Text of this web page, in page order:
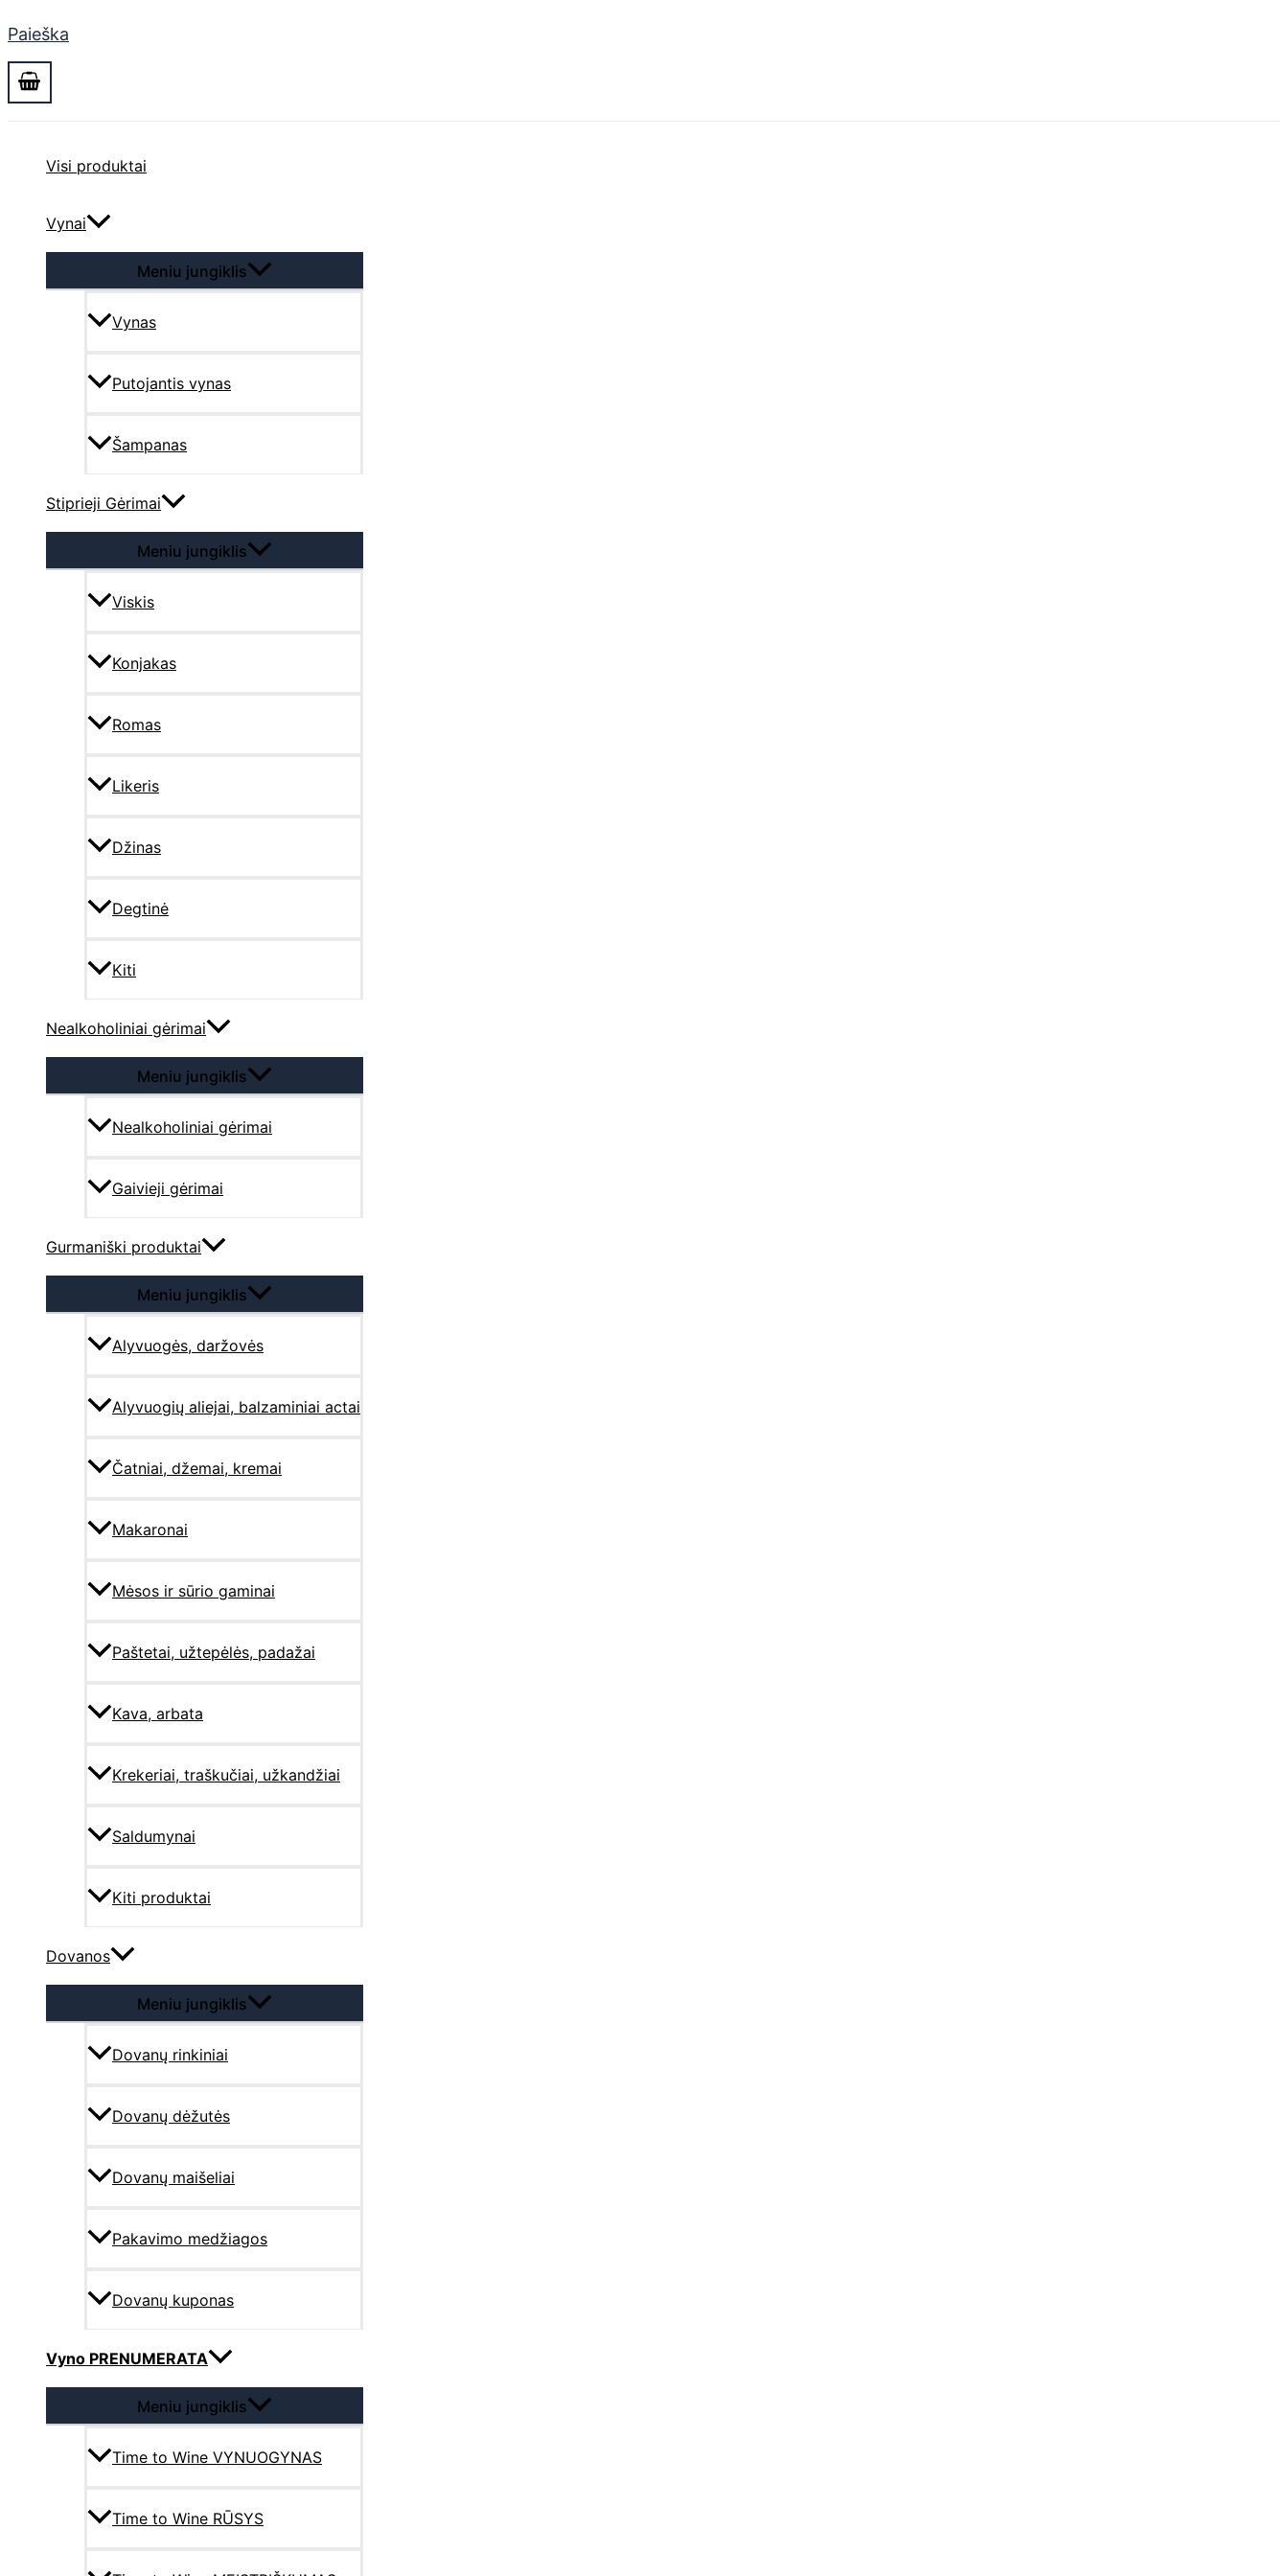
Paieška
Visi produktai
Vynai
Meniu jungiklis
Vynas
Putojantis vynas
Šampanas
Stiprieji Gėrimai
Meniu jungiklis
Viskis
Konjakas
Romas
Likeris
Džinas
Degtinė
Kiti
Nealkoholiniai gėrimai
Meniu jungiklis
Nealkoholiniai gėrimai
Gaivieji gėrimai
Gurmaniški produktai
Meniu jungiklis
Alyvuogės, daržovės
Alyvuogių aliejai, balzaminiai actai
Čatniai, džemai, kremai
Makaronai
Mėsos ir sūrio gaminai
Paštetai, užtepėlės, padažai
Kava, arbata
Krekeriai, traškučiai, užkandžiai
Saldumynai
Kiti produktai
Dovanos
Meniu jungiklis
Dovanų rinkiniai
Dovanų dėžutės
Dovanų maišeliai
Pakavimo medžiagos
Dovanų kuponas
Vyno PRENUMERATA
Meniu jungiklis
Time to Wine VYNUOGYNAS
Time to Wine RŪSYS